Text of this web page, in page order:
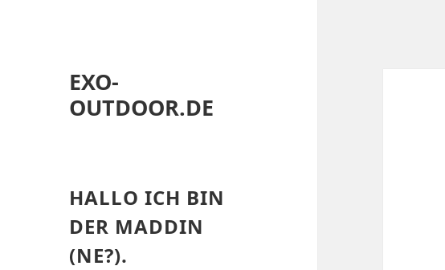
EXO-
OUTDOOR.DE
HALLO ICH BIN
DER MADDIN
(NE?).